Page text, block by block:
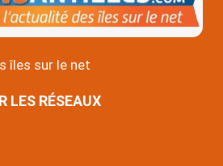
îles sur le net
LES RÉSEAUX